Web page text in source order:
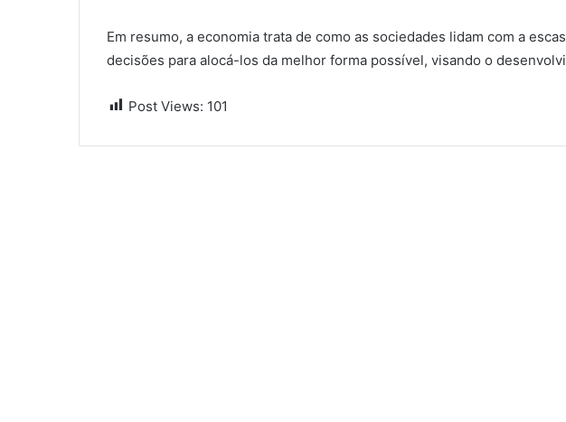
Em resumo, a economia trata de como as sociedades lidam com a
decisões para alocá-los da melhor forma possível, visando o
Post Views: 101